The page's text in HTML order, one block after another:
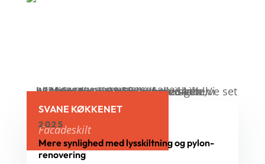
SVANE KØKKENET
Facadeskilt
2025
Mere synlighed med lysskiltning og pylon-
renovering